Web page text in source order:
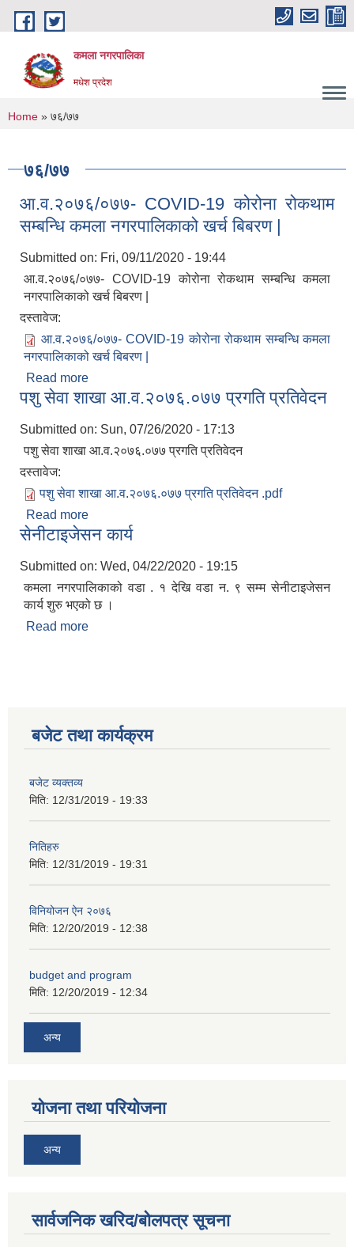
Skip to main content
कमला नगरपालिका
मधेश प्रदेश
You are here
Home » ७६/७७
७६/७७
आ.व.२०७६/०७७- COVID-19 कोरोना रोकथाम
सम्बन्धि कमला नगरपालिकाको खर्च बिबरण |
Submitted on: Fri, 09/11/2020 - 19:44
आ.व.२०७६/०७७- COVID-19 कोरोना रोकथाम सम्बन्धि कमला
नगरपालिकाको खर्च बिबरण |
दस्तावेज:
आ.व.२०७६/०७७- COVID-19 कोरोना रोकथाम सम्बन्धि कमला
नगरपालिकाको खर्च बिबरण |
Read more
सम्बन्धि कमला नगरपालिकाको खर्च बिबरण |
पशु सेवा शाखा आ.व.२०७६.०७७ प्रगति प्रतिवेदन
Submitted on: Sun, 07/26/2020 - 17:13
पशु सेवा शाखा आ.व.२०७६.०७७ प्रगति प्रतिवेदन
दस्तावेज:
पशु सेवा शाखा आ.व.२०७६.०७७ प्रगति प्रतिवेदन .pdf
Read more
सेनीटाइजेसन कार्य
Submitted on: Wed, 04/22/2020 - 19:15
कमला नगरपालिकाको वडा . १ देखि वडा न. ९ सम्म सेनीटाइजेसन
कार्य शुरु भएको छ ।
Read more
बजेट तथा कार्यक्रम
बजेट व्यक्तव्य
मिति: 12/31/2019 - 19:33
नितिहरु
मिति: 12/31/2019 - 19:31
विनियोजन ऐन २०७६
मिति: 12/20/2019 - 12:38
budget and program
मिति: 12/20/2019 - 12:34
अन्य
योजना तथा परियोजना
अन्य
सार्वजनिक खरिद/बोलपत्र सूचना